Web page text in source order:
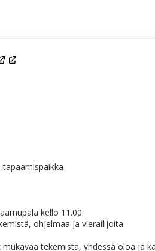
(linkki
tapaamispaikka
kello 11.00.
ohjelmaa ja vierailijoita.
tekemistä, yhdessä oloa ja